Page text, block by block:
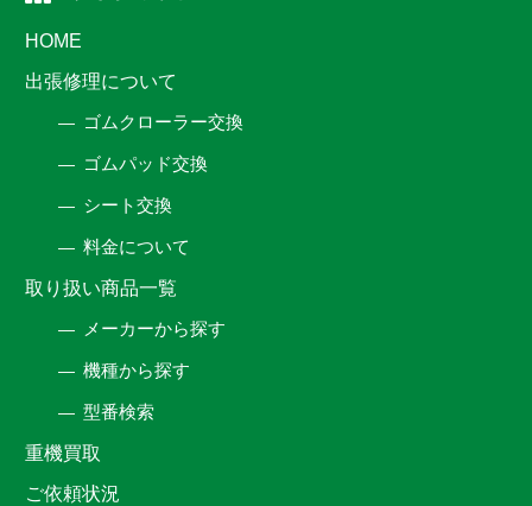
HOME
出張修理について
ゴムクローラー交換
ゴムパッド交換
シート交換
料金について
取り扱い商品一覧
メーカーから探す
機種から探す
型番検索
重機買取
ご依頼状況